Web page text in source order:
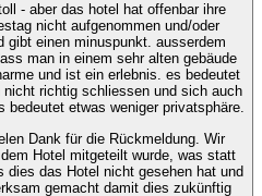
nicht aufgenommen und/oder
minuspunkt. ausserdem
man in einem sehr alten gebäude
und ist ein erlebnis. es bedeutet
richtig schliessen und sich auch
etwas weniger privatsphäre.
Dank für die Rückmeldung. Wir
Hotel mitgeteilt wurde, was statt
dies das Hotel nicht gesehen hat und
gemacht damit dies zukünftig